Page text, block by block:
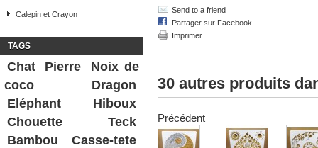
Calepin et Crayon
TAGS
Chat Pierre
Noix de
coco
Dragon
Eléphant
Hiboux
Chouette
Teck
Bambou
Casse-tete
Send to a friend
Partager sur Facebook
Imprimer
30 autres produits
Précédent